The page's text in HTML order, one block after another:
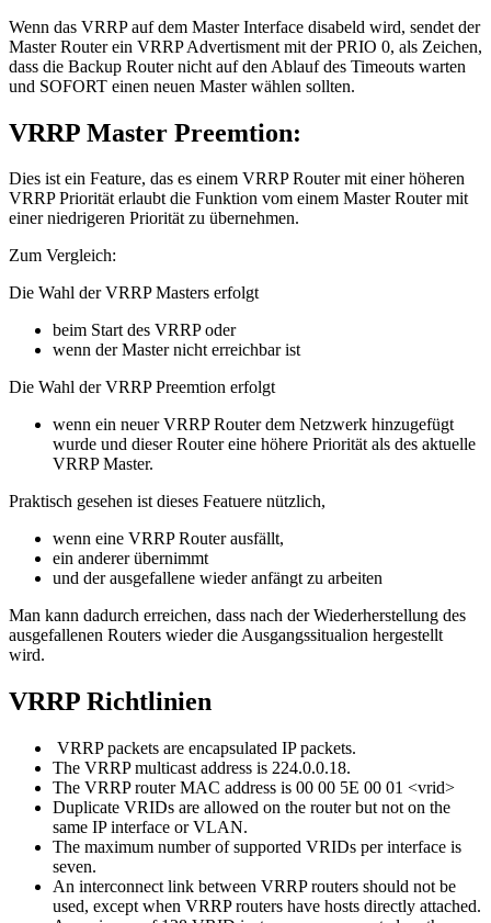
Wenn das VRRP auf dem Master Interface disabeld wird, sendet der
Master Router ein VRRP Advertisment mit der PRIO 0, als Zeichen,
dass die Backup Router nicht auf den Ablauf des Timeouts warten
und SOFORT einen neuen Master wählen sollten.
VRRP Master Preemtion:
Dies ist ein Feature, das es einem VRRP Router mit einer höheren
VRRP Priorität erlaubt die Funktion vom einem Master Router mit
einer niedrigeren Priorität zu übernehmen.
Zum Vergleich:
Die Wahl der VRRP Masters erfolgt
beim Start des VRRP oder
wenn der Master nicht erreichbar ist
Die Wahl der VRRP Preemtion erfolgt
wenn ein neuer VRRP Router dem Netzwerk hinzugefügt
wurde und dieser Router eine höhere Priorität als des aktuelle
VRRP Master.
Praktisch gesehen ist dieses Featuere nützlich,
wenn eine VRRP Router ausfällt,
ein anderer übernimmt
und der ausgefallene wieder anfängt zu arbeiten
Man kann dadurch erreichen, dass nach der Wiederherstellung des
ausgefallenen Routers wieder die Ausgangssitualion hergestellt
wird.
VRRP Richtlinien
VRRP packets are encapsulated IP packets.
The VRRP multicast address is 224.0.0.18.
The VRRP router MAC address is 00 00 5E 00 01 <vrid>
Duplicate VRIDs are allowed on the router but not on the
same IP interface or VLAN.
The maximum number of supported VRIDs per interface is
seven.
An interconnect link between VRRP routers should not be
used, except when VRRP routers have hosts directly attached.